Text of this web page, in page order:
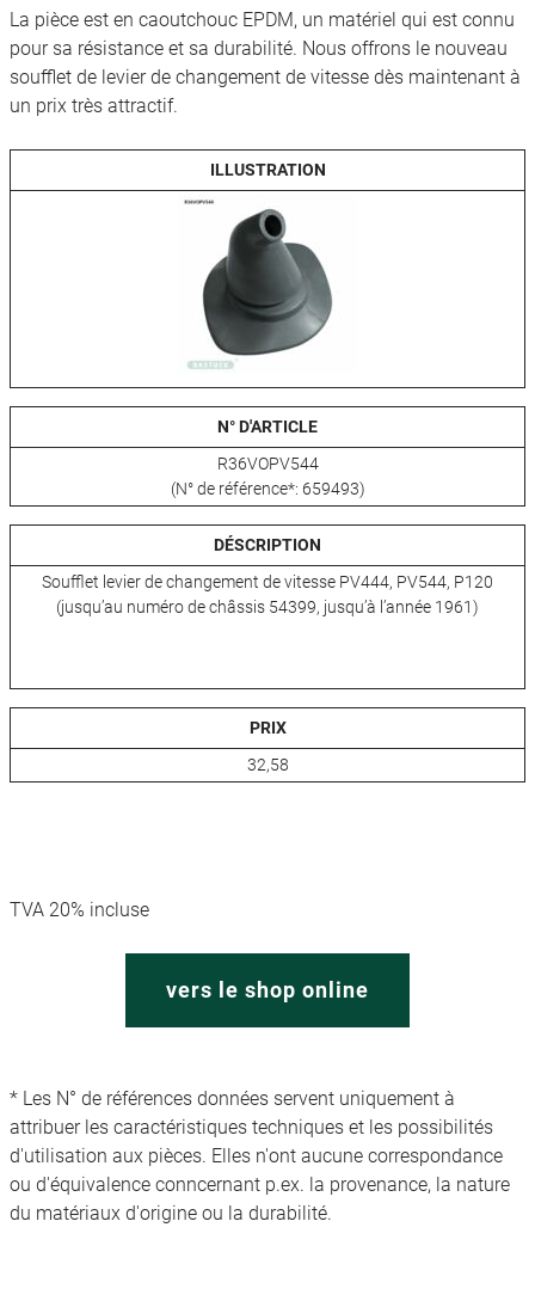
La pièce est en caoutchouc EPDM, un matériel qui est connu
pour sa résistance et sa durabilité. Nous offrons le nouveau
soufflet de levier de changement de vitesse dès maintenant à
un prix très attractif.
ILLUSTRATION
N° D'ARTICLE
R36VOPV544
(N° de référence*: 659493)
DÉSCRIPTION
Soufflet levier de changement de vitesse PV444, PV544, P120
(jusqu’au numéro de châssis 54399, jusqu’à l’année 1961)
PRIX
32,58
TVA 20% incluse
vers le shop online
* Les N° de références données servent uniquement à
attribuer les caractéristiques techniques et les possibilités
d'utilisation aux pièces. Elles n'ont aucune correspondance
ou d'équivalence conncernant p.ex. la provenance, la nature
du matériaux d'origine ou la durabilité.